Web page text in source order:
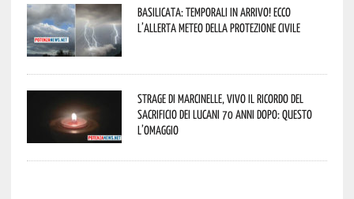
Basilicata: temporali in arrivo! Ecco
l’allerta meteo della Protezione civile
Strage di Marcinelle, vivo il ricordo del
sacrificio dei lucani 70 anni dopo: questo
l’omaggio